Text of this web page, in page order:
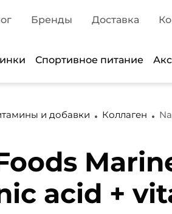
Бренды Доставка
Спортивное питание
и добавки Коллаген
acid +